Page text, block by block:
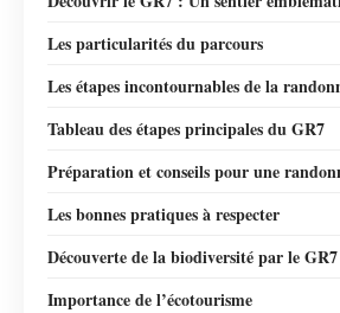
Les particularités du parcours
Les étapes incontournables de la
Tableau des étapes principales du GR7
Préparation et conseils pour une
Les bonnes pratiques à respecter
Découverte de la biodiversité par le GR7
Importance de l’écotourisme